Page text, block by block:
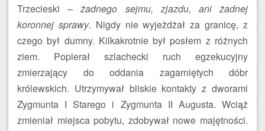
Trzecieski– żadnego sejmu, zjazdu, ani żadnej
koronnej sprawy. Nigdy nie wyjeżdżał za granicę, z
czego był dumny. Kilkakrotnie był posłem z różnych
ziem. Popierał szlachecki ruch egzekucyjny
zmierzający do oddania zagarniętych dóbr
królewskich. Utrzymywał bliskie kontakty z dworami
Zygmunta I Starego i Zygmunta II Augusta. Wciąż
zmieniał miejsca pobytu, zdobywał nowe majętności.